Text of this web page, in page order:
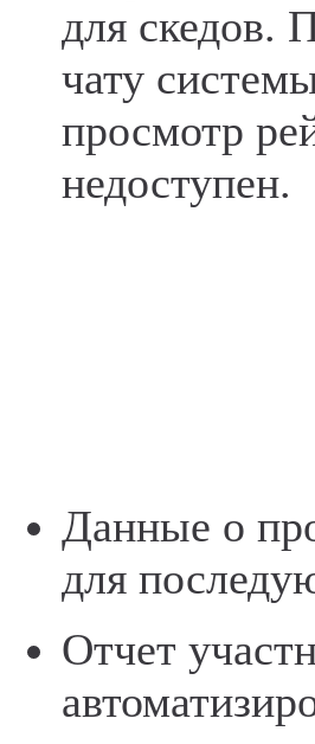
для скедов.
чату
просмотр
недоступен.
Данные о
для
Отчет